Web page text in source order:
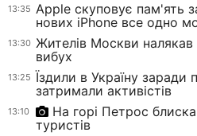
13:35 Apple скуповує пам'ять
нових iPhone все одно
13:30 Жителів Москви
вибух
13:25 Їздили в Україну заради
затримали активістів
13:10
На горі Петрос
туристів